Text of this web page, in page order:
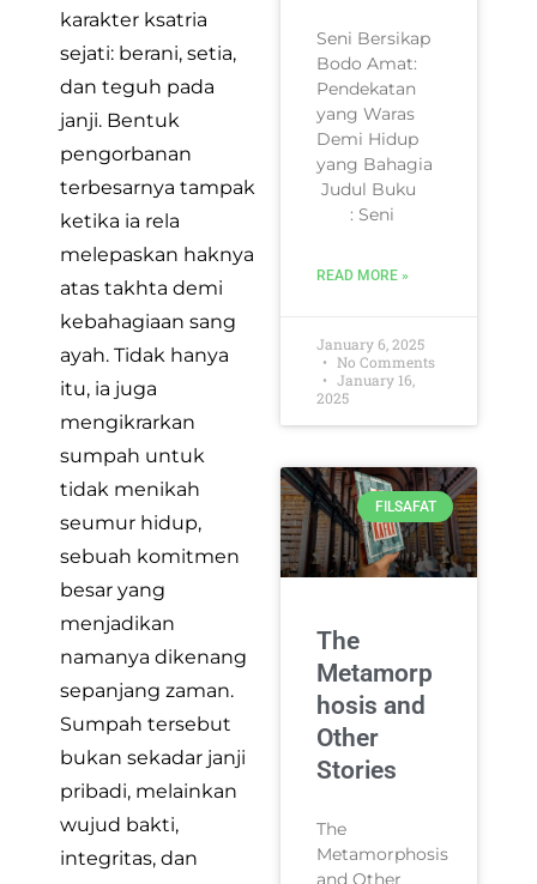
karakter ksatria
sejati: berani, setia,
dan teguh pada
janji. Bentuk
pengorbanan
terbesarnya tampak
ketika ia rela
melepaskan haknya
atas takhta demi
kebahagiaan sang
ayah. Tidak hanya
itu, ia juga
mengikrarkan
sumpah untuk
tidak menikah
seumur hidup,
sebuah komitmen
besar yang
menjadikan
namanya dikenang
sepanjang zaman.
Sumpah tersebut
bukan sekadar janji
pribadi, melainkan
wujud bakti,
integritas, dan
Seni Bersikap
Bodo Amat:
Pendekatan
yang Waras
Demi Hidup
yang Bahagia
Judul Buku
: Seni
READ MORE »
January 6, 2025
No Comments
January 16,
2025
FILSAFAT
The
Metamorp
hosis and
Other
Stories
The
Metamorphosis
and Other